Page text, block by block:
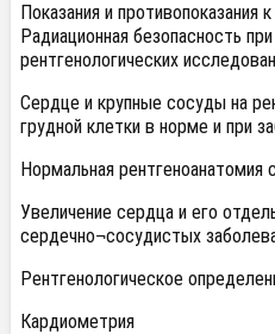
Показания и противопоказания
Радиационная безопасность
рентгенологических
Сердце и крупные сосуды на
грудной клетки в норме и при
Нормальная рентгеноанатомия
Увеличение сердца и его
сердечно¬сосудистых
Рентгенологическое
Кардиометрия